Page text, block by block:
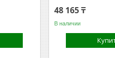
48 165 ₸
В наличии